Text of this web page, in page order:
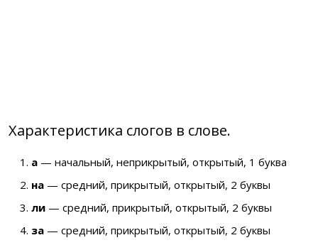
Характеристика слогов в слове.
а — начальный, неприкрытый, открытый, 1 буква
на — средний, прикрытый, открытый, 2 буквы
ли — средний, прикрытый, открытый, 2 буквы
за — средний, прикрытый, открытый, 2 буквы